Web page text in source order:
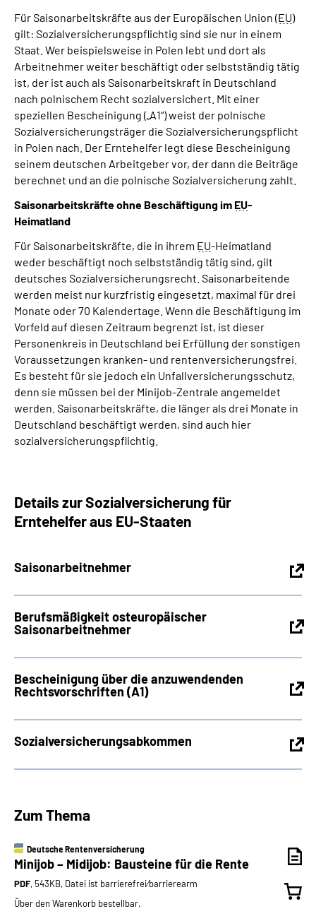
Für Saisonarbeitskräfte aus der Europäischen Union (EU)
gilt: Sozialversicherungspflichtig sind sie nur in einem
Staat. Wer beispielsweise in Polen lebt und dort als
Arbeitnehmer weiter beschäftigt oder selbstständig tätig
ist, der ist auch als Saisonarbeitskraft in Deutschland
nach polnischem Recht sozialversichert. Mit einer
speziellen Bescheinigung („A1“) weist der polnische
Sozialversicherungsträger die Sozialversicherungspflicht
in Polen nach. Der Erntehelfer legt diese Bescheinigung
seinem deutschen Arbeitgeber vor, der dann die Beiträge
berechnet und an die polnische Sozialversicherung zahlt.
Saisonarbeitskräfte ohne Beschäftigung im EU-
Heimatland
Für Saisonarbeitskräfte, die in ihrem EU-Heimatland
weder beschäftigt noch selbstständig tätig sind, gilt
deutsches Sozialversicherungsrecht. Saisonarbeitende
werden meist nur kurzfristig eingesetzt, maximal für drei
Monate oder 70 Kalendertage. Wenn die Beschäftigung im
Vorfeld auf diesen Zeitraum begrenzt ist, ist dieser
Personenkreis in Deutschland bei Erfüllung der sonstigen
Voraussetzungen kranken- und rentenversicherungsfrei.
Es besteht für sie jedoch ein Unfallversicherungsschutz,
denn sie müssen bei der Minijob-Zentrale angemeldet
werden. Saisonarbeitskräfte, die länger als drei Monate in
Deutschland beschäftigt werden, sind auch hier
sozialversicherungspflichtig.
Details zur Sozialversicherung für
Erntehelfer aus EU-Staaten
Saisonarbeitnehmer
Berufsmäßigkeit osteuropäischer
Saisonarbeitnehmer
Bescheinigung über die anzuwendenden
Rechtsvorschriften (A1)
Sozialversicherungsabkommen
Zum Thema
Deutsche Rentenversicherung
Minijob – Midijob: Bausteine für die Rente
PDF, 543KB, Datei ist barrierefrei⁄barrierearm
Über den Warenkorb bestellbar.